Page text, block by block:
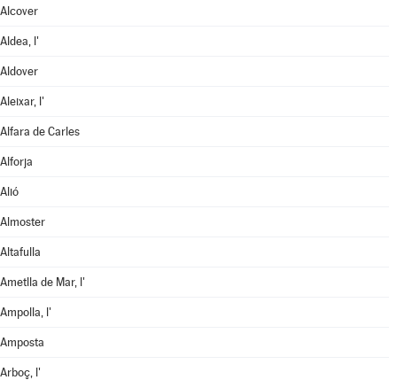
Alcover
Aldea, l'
Aldover
Aleixar, l'
Alfara de Carles
Alforja
Alió
Almoster
Altafulla
Ametlla de Mar, l'
Ampolla, l'
Amposta
Arboç, l'